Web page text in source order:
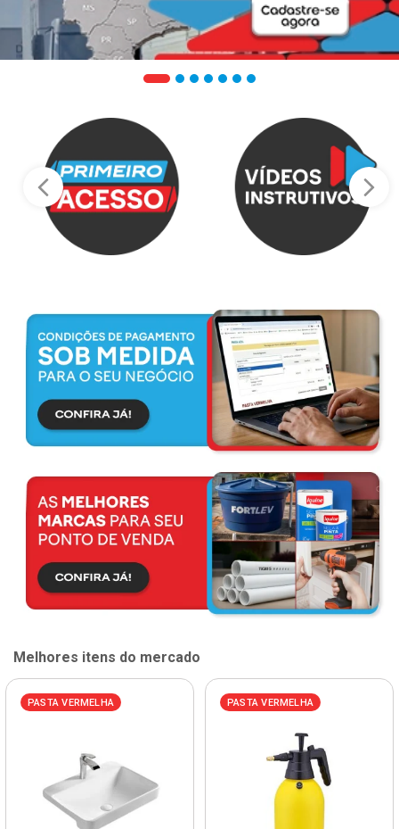
Melhores itens do mercado
PASTA VERMELHA PASTA VERMELHA